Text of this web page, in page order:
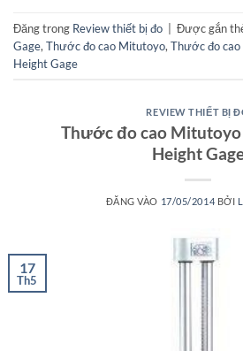
Đăng trong Review thiết bị đo | Được gắn
Gage, Thước đo cao Mitutoyo, Thước đo
Height Gage
REVIEW THIẾT BỊ
Thước đo cao
Height
ĐĂNG VÀO 17/05/2014 BỞI
17
Th5